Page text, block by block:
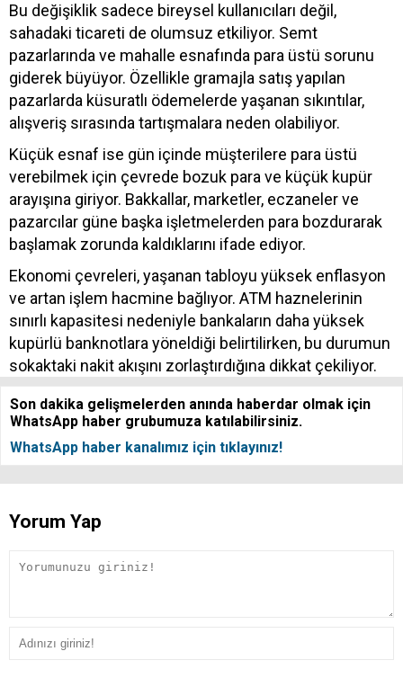
Bu değişiklik sadece bireysel kullanıcıları değil,
sahadaki ticareti de olumsuz etkiliyor. Semt
pazarlarında ve mahalle esnafında para üstü sorunu
giderek büyüyor. Özellikle gramajla satış yapılan
pazarlarda küsuratlı ödemelerde yaşanan sıkıntılar,
alışveriş sırasında tartışmalara neden olabiliyor.
Küçük esnaf ise gün içinde müşterilere para üstü
verebilmek için çevrede bozuk para ve küçük kupür
arayışına giriyor. Bakkallar, marketler, eczaneler ve
pazarcılar güne başka işletmelerden para bozdurarak
başlamak zorunda kaldıklarını ifade ediyor.
Ekonomi çevreleri, yaşanan tabloyu yüksek enflasyon
ve artan işlem hacmine bağlıyor. ATM haznelerinin
sınırlı kapasitesi nedeniyle bankaların daha yüksek
kupürlü banknotlara yöneldiği belirtilirken, bu durumun
sokaktaki nakit akışını zorlaştırdığına dikkat çekiliyor.
Son dakika gelişmelerden anında haberdar olmak için
WhatsApp haber grubumuza katılabilirsiniz.
WhatsApp haber kanalımız için tıklayınız!
Yorum Yap